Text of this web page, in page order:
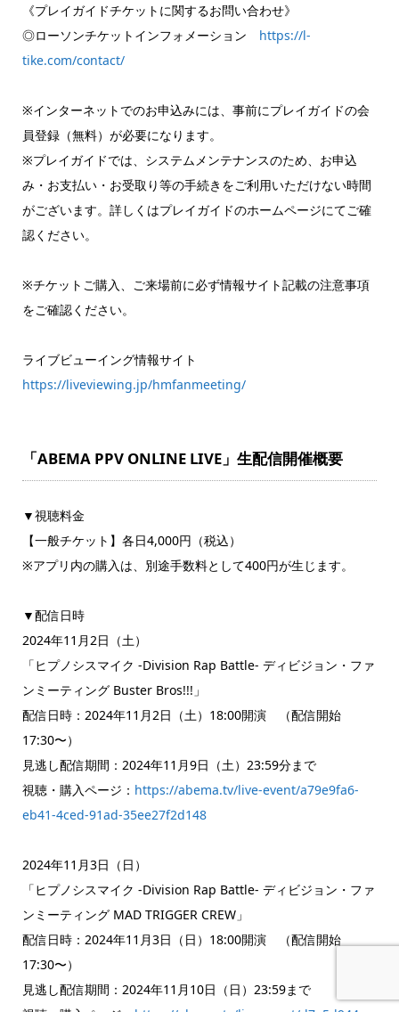
《プレイガイドチケットに関するお問い合わせ》
◎ローソンチケットインフォメーション https://l-
tike.com/contact/
※インターネットでのお申込みには、事前にプレイガイドの会
員登録（無料）が必要になります。
※プレイガイドでは、システムメンテナンスのため、お申込
み・お支払い・お受取り等の手続きをご利用いただけない時間
がございます。詳しくはプレイガイドのホームページにてご確
認ください。
※チケットご購入、ご来場前に必ず情報サイト記載の注意事項
をご確認ください。
ライブビューイング情報サイト
https://liveviewing.jp/hmfanmeeting/
「ABEMA PPV ONLINE LIVE」生配信開催概要
▼視聴料金
【一般チケット】各日4,000円（税込）
※アプリ内の購入は、別途手数料として400円が生じます。
▼配信日時
2024年11月2日（土）
「ヒプノシスマイク -Division Rap Battle- ディビジョン・ファ
ンミーティング Buster Bros!!!」
配信日時：2024年11月2日（土）18:00開演 （配信開始
17:30〜）
見逃し配信期間：2024年11月9日（土）23:59分まで
視聴・購入ページ： https://abema.tv/live-event/a79e9fa6-
eb41-4ced-91ad-35ee27f2d148
2024年11月3日（日）
「ヒプノシスマイク -Division Rap Battle- ディビジョン・ファ
ンミーティング MAD TRIGGER CREW」
配信日時：2024年11月3日（日）18:00開演 （配信開始
17:30〜）
見逃し配信期間：2024年11月10日（日）23:59まで